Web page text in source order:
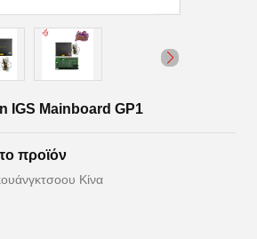
IGS Mainboard GP1
προϊόν
Κίνα